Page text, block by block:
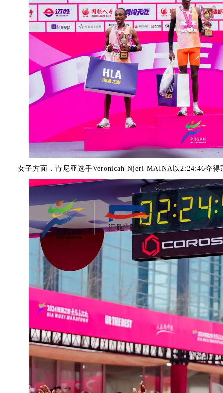
女子方面，肯尼亚选手Veronicah Njeri MAINA以2:24:46夺得